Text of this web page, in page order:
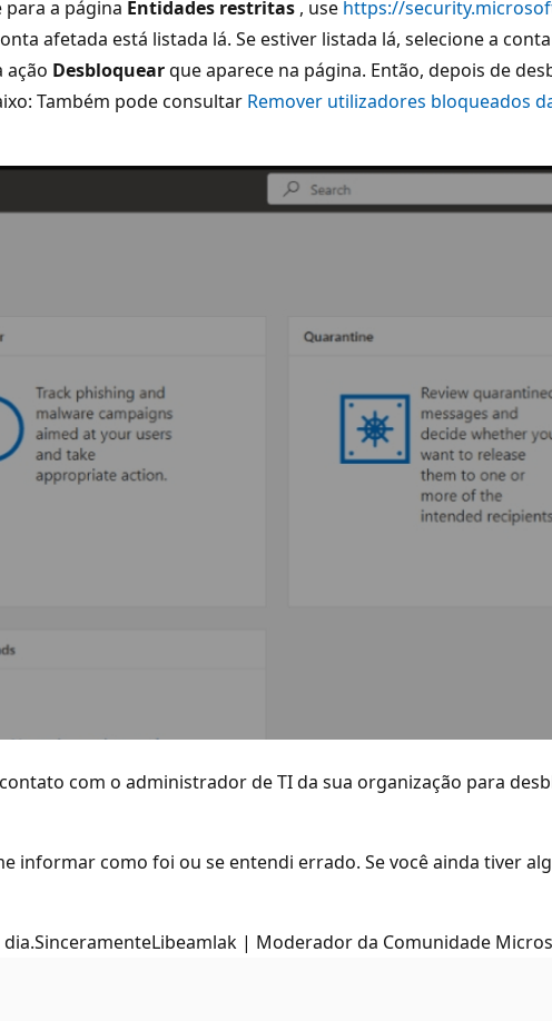
a página Entidades restritas , use https://
afetada está listada lá. Se estiver listada lá, selecione a
ação Desbloquearque aparece na página. Então, depois de
Também pode consultar Remover utilizadores bloqueados
com o administrador de TI da sua organização para
informar como foi ou se entendi errado. Se você ainda tiver
| Moderador da Comunidade